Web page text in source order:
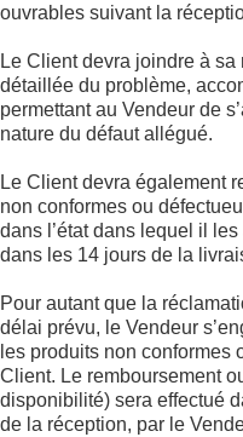
ouvrables suivant la
Le Client devra joindre à
détaillée du problème,
permettant au Vendeur de
nature du défaut allégué.
Le Client devra également
non conformes ou
dans l’état dans lequel il
dans les 14 jours de la
Pour autant que la
délai prévu, le Vendeur
les produits non conformes
Client. Le remboursement
disponibilité) sera effectué
de la réception, par le